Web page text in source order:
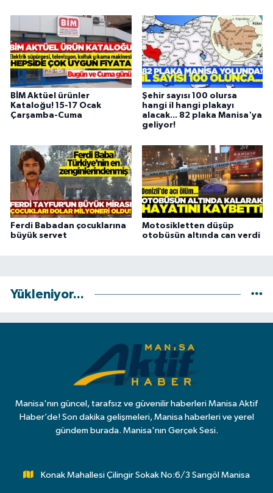
BİM Aktüel ürünler
Kataloğu! 15-17 Ocak
Çarşamba-Cuma
Şehir sayısı 100 olursa
hangi il hangi plakayı
alacak... 82 plaka Manisa'ya
geliyor!
Ferdi Babadan çocuklarına
büyük servet
Motosikletten düşüp
otobüsün altında can verdi
Yükleniyor...
Manisa'nın güncel, tarafsız ve güvenilir haberleri Manisa Aktif
Haber’de! Son dakika gelişmeleri, Manisa haberleri ve yerel
gündem burada. Manisa'nın Gerçek Sesi.
Konak Mahallesi Çilingir Sokak No:6/3 Sarıgöl Manisa